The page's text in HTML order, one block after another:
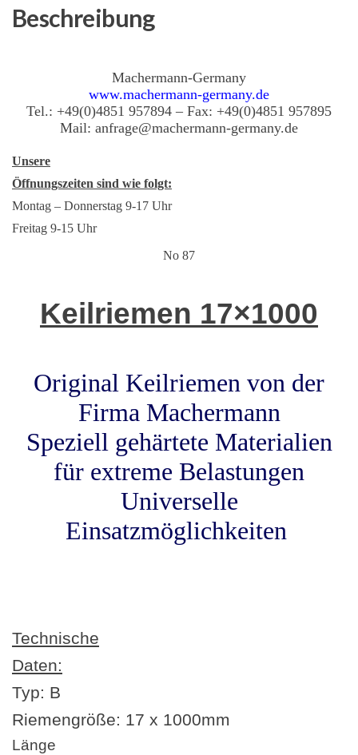
1040mm,
Beschreibung
Machermann-Germany
www.machermann-germany.de
Tel.: +49(0)4851 957894 – Fax: +49(0)4851 957895
Mail: anfrage@machermann-germany.de
Unsere
Öffnungszeiten sind wie folgt:
Montag – Donnerstag 9-17 Uhr
Freitag 9-15 Uhr
No 87
Keilriemen 17×1000
Original Keilriemen von der
Firma Machermann
Speziell gehärtete Materialien
für extreme Belastungen
Universelle
Einsatzmöglichkeiten
Technische
Daten:
Typ: B
Riemengröße: 17 x 1000mm
Länge